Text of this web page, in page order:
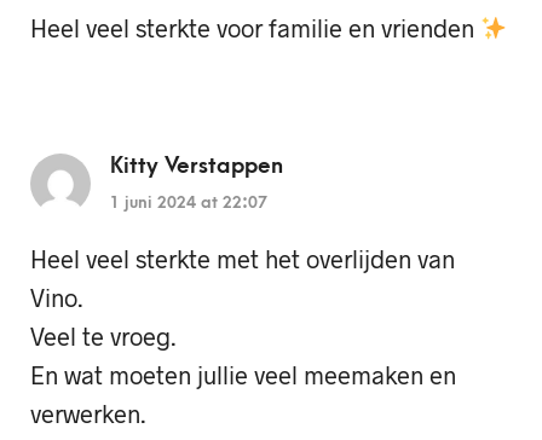
Heel veel sterkte voor familie en vrienden
Kitty Verstappen
1 juni 2024 at 22:07
Heel veel sterkte met het overlijden van
Vino.
Veel te vroeg.
En wat moeten jullie veel meemaken en
verwerken.